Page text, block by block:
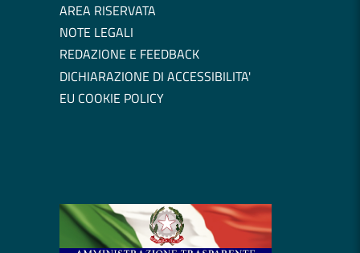
AREA RISERVATA
NOTE LEGALI
REDAZIONE E FEEDBACK
DICHIARAZIONE DI ACCESSIBILITA'
EU COOKIE POLICY